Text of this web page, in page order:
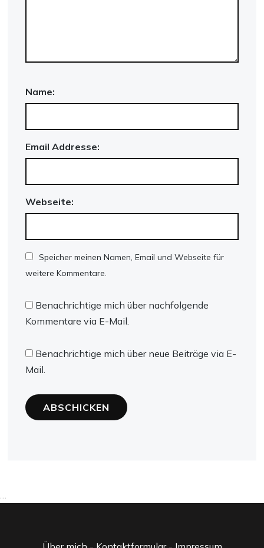
Name:
Email Addresse:
Webseite:
Speicher meinen Namen, Email und Webseite für
weitere Kommentare.
Benachrichtige mich über nachfolgende
Kommentare via E-Mail.
Benachrichtige mich über neue Beiträge via E-
Mail.
…